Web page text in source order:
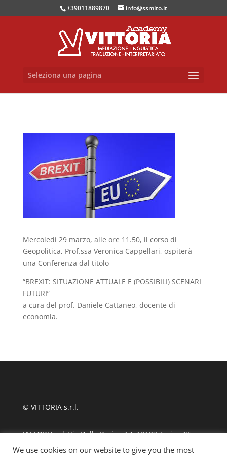
+39011889870 info@ssmlto.it
Seleziona una pagina
Mercoledì 29 marzo, alle ore 11.50, il corso di
Geopolitica, Prof.ssa Veronica Cappellari, ospiterà
una Conferenza dal titolo
“BREXIT: SITUAZIONE ATTUALE E (POSSIBILI) SCENARI
FUTURI”
a cura del prof. Daniele Cattaneo, docente di
economia.
© VITTORIA s.r.l.
VITTORIA srl, Via Delle Rosine 14, 10123 Torino CF
11124480010
We use cookies on our website to give you the most